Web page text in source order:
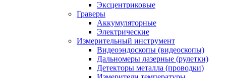
Эксцентриковые
Граверы
Аккумуляторные
Электрические
Измерительный инструмент
Видеоэндоскопы (видеоскопы)
Дальномеры лазерные (рулетки)
Детекторы металла (проводки)